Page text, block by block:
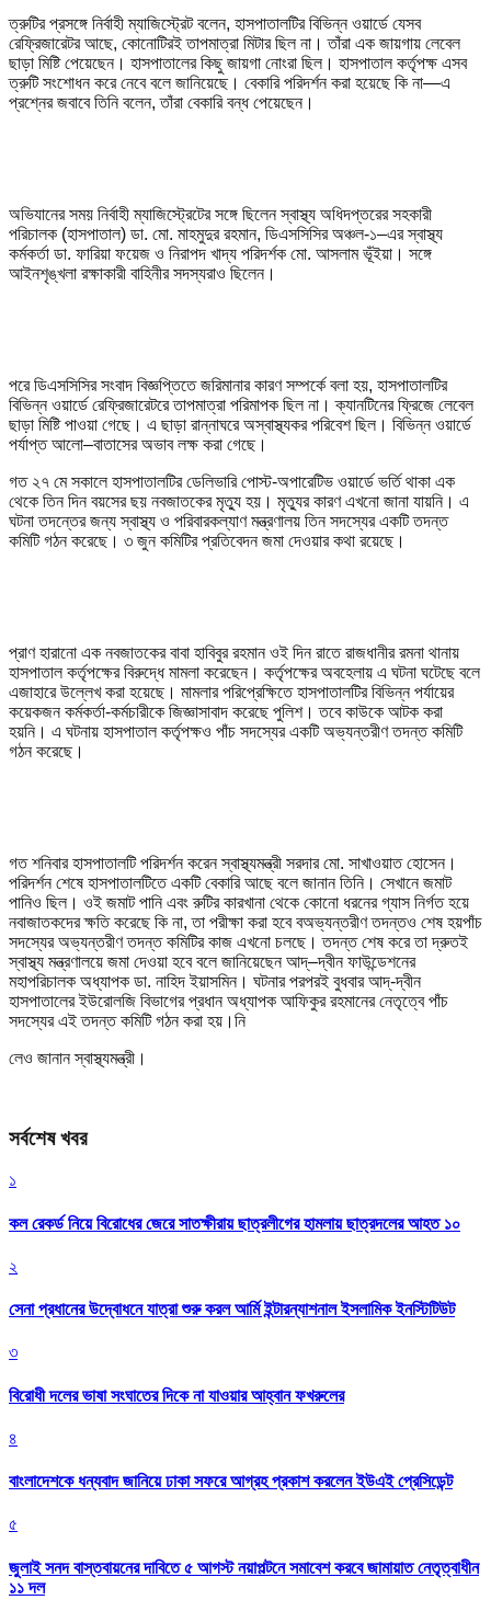
ত্রুটির প্রসঙ্গে নির্বাহী ম্যাজিস্ট্রেট বলেন, হাসপাতালটির বিভিন্ন ওয়ার্ডে যেসব
রেফ্রিজারেটর আছে, কোনোটিরই তাপমাত্রা মিটার ছিল না। তাঁরা এক জায়গায় লেবেল
ছাড়া মিষ্টি পেয়েছেন। হাসপাতালের কিছু জায়গা নোংরা ছিল। হাসপাতাল কর্তৃপক্ষ এসব
ত্রুটি সংশোধন করে নেবে বলে জানিয়েছে। বেকারি পরিদর্শন করা হয়েছে কি না—এ
প্রশ্নের জবাবে তিনি বলেন, তাঁরা বেকারি বন্ধ পেয়েছেন।
অভিযানের সময় নির্বাহী ম্যাজিস্ট্রেটের সঙ্গে ছিলেন স্বাস্থ্য অধিদপ্তরের সহকারী
পরিচালক (হাসপাতাল) ডা. মো. মাহমুদুর রহমান, ডিএসসিসির অঞ্চল-১–এর স্বাস্থ্য
কর্মকর্তা ডা. ফারিয়া ফয়েজ ও নিরাপদ খাদ্য পরিদর্শক মো. আসলাম ভূঁইয়া। সঙ্গে
আইনশৃঙ্খলা রক্ষাকারী বাহিনীর সদস্যরাও ছিলেন।
পরে ডিএসসিসির সংবাদ বিজ্ঞপ্তিতে জরিমানার কারণ সম্পর্কে বলা হয়, হাসপাতালটির
বিভিন্ন ওয়ার্ডে রেফ্রিজারেটরে তাপমাত্রা পরিমাপক ছিল না। ক্যানটিনের ফ্রিজে লেবেল
ছাড়া মিষ্টি পাওয়া গেছে। এ ছাড়া রান্নাঘরে অস্বাস্থ্যকর পরিবেশ ছিল। বিভিন্ন ওয়ার্ডে
পর্যাপ্ত আলো–বাতাসের অভাব লক্ষ করা গেছে।
গত ২৭ মে সকালে হাসপাতালটির ডেলিভারি পোস্ট-অপারেটিভ ওয়ার্ডে ভর্তি থাকা এক
থেকে তিন দিন বয়সের ছয় নবজাতকের মৃত্যু হয়। মৃত্যুর কারণ এখনো জানা যায়নি। এ
ঘটনা তদন্তের জন্য স্বাস্থ্য ও পরিবারকল্যাণ মন্ত্রণালয় তিন সদস্যের একটি তদন্ত
কমিটি গঠন করেছে। ৩ জুন কমিটির প্রতিবেদন জমা দেওয়ার কথা রয়েছে।
প্রাণ হারানো এক নবজাতকের বাবা হাবিবুর রহমান ওই দিন রাতে রাজধানীর রমনা থানায়
হাসপাতাল কর্তৃপক্ষের বিরুদ্ধে মামলা করেছেন। কর্তৃপক্ষের অবহেলায় এ ঘটনা ঘটেছে বলে
এজাহারে উল্লেখ করা হয়েছে। মামলার পরিপ্রেক্ষিতে হাসপাতালটির বিভিন্ন পর্যায়ের
কয়েকজন কর্মকর্তা-কর্মচারীকে জিজ্ঞাসাবাদ করেছে পুলিশ। তবে কাউকে আটক করা
হয়নি। এ ঘটনায় হাসপাতাল কর্তৃপক্ষও পাঁচ সদস্যের একটি অভ্যন্তরীণ তদন্ত কমিটি
গঠন করেছে।
গত শনিবার হাসপাতালটি পরিদর্শন করেন স্বাস্থ্যমন্ত্রী সরদার মো. সাখাওয়াত হোসেন।
পরিদর্শন শেষে হাসপাতালটিতে একটি বেকারি আছে বলে জানান তিনি। সেখানে জমাট
পানিও ছিল। ওই জমাট পানি এবং রুটির কারখানা থেকে কোনো ধরনের গ্যাস নির্গত হয়ে
নবাজাতকদের ক্ষতি করেছে কি না, তা পরীক্ষা করা হবে বঅভ্যন্তরীণ তদন্তও শেষ হয়পাঁচ
সদস্যের অভ্যন্তরীণ তদন্ত কমিটির কাজ এখনো চলছে। তদন্ত শেষ করে তা দ্রুতই
স্বাস্থ্য মন্ত্রণালয়ে জমা দেওয়া হবে বলে জানিয়েছেন আদ্‌–দ্বীন ফাউন্ডেশনের
মহাপরিচালক অধ্যাপক ডা. নাহিদ ইয়াসমিন। ঘটনার পরপরই বুধবার আদ্‌-দ্বীন
হাসপাতালের ইউরোলজি বিভাগের প্রধান অধ্যাপক আফিকুর রহমানের নেতৃত্বে পাঁচ
সদস্যের এই তদন্ত কমিটি গঠন করা হয়।নি
লেও জানান স্বাস্থ্যমন্ত্রী।
সর্বশেষ খবর
১
কল রেকর্ড নিয়ে বিরোধের জেরে সাতক্ষীরায় ছাত্রলীগের হামলায় ছাত্রদলের আহত ১০
২
সেনা প্রধানের উদ্বোধনে যাত্রা শুরু করল আর্মি ইন্টারন্যাশনাল ইসলামিক ইনস্টিটিউট
৩
বিরোধী দলের ভাষা সংঘাতের দিকে না যাওয়ার আহ্বান ফখরুলের
৪
বাংলাদেশকে ধন্যবাদ জানিয়ে ঢাকা সফরে আগ্রহ প্রকাশ করলেন ইউএই প্রেসিডেন্ট
৫
জুলাই সনদ বাস্তবায়নের দাবিতে ৫ আগস্ট নয়াপল্টনে সমাবেশ করবে জামায়াত নেতৃত্বাধীন
১১ দল